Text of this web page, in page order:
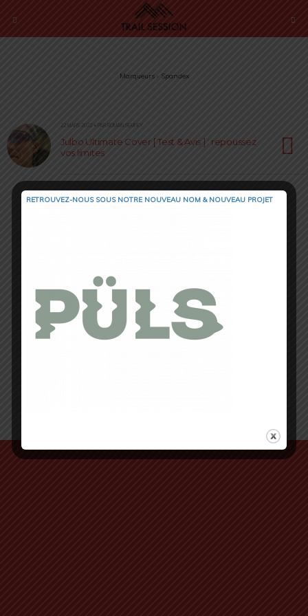
Marqueurs › Spandex
22 MARS 2022 • PAR ROMAIN SEMPEY
Julbo Ultimate Cover [ Test & Avis ] : repoussez
vos limites
RETROUVEZ-NOUS SOUS NOTRE NOUVEAU NOM & NOUVEAU PROJET